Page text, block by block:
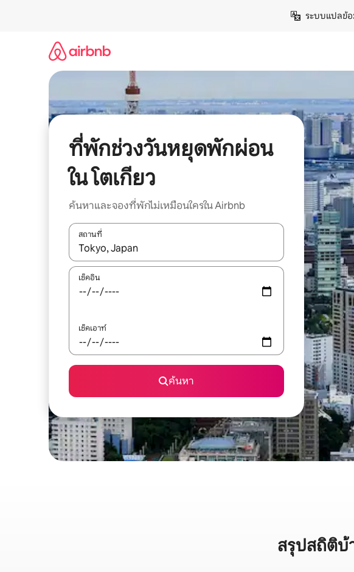
ระบบแปลข้
ที่พักช่วงวันหยุดพักผ่อน
ใน โตเกียว
ค้นหาและจองที่พักไม่เหมือนใครใน Airbnb
สถานที่
ใช้ลูกศรขึ้นลง หรือใช้การสัมผัสหรือปัด เพื่อสำรวจผลการค้นหา
เช็คอิน
เช็คเอาท์
ค้นหา
สรุปสถิติบ้